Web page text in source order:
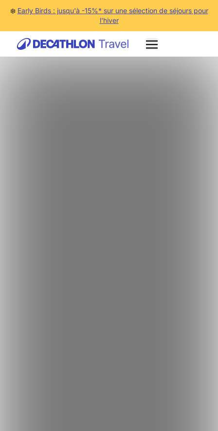
❄️ Early Birds : jusqu'à -15%* sur une sélection de séjours pour
l'hiver